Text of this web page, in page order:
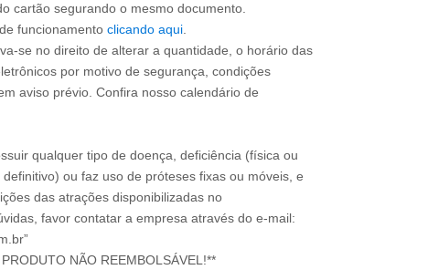
cartão segurando o mesmo documento.
funcionamento clicando aqui.
se no direito de alterar a quantidade, o horário das
por motivo de segurança, condições
aviso prévio. Confira nosso calendário de
qualquer tipo de doença, deficiência (física ou
ou faz uso de próteses fixas ou móveis, e
das atrações disponibilizadas no
favor contatar a empresa através do e-mail: